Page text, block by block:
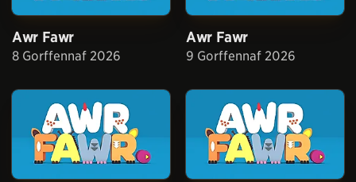
Awr Fawr
8 Gorffennaf 2026
Awr Fawr
9 Gorffennaf 2026